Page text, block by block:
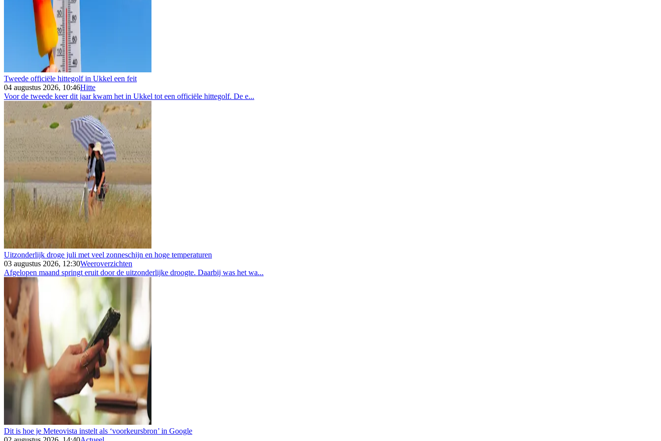
Tweede officiële hittegolf in Ukkel een feit
04 augustus 2026, 10:46Hitte
Voor de tweede keer dit jaar kwam het in Ukkel tot een officiële hittegolf. De e...
Uitzonderlijk droge juli met veel zonneschijn en hoge temperaturen
03 augustus 2026, 12:30Weeroverzichten
Afgelopen maand springt eruit door de uitzonderlijke droogte. Daarbij was het wa...
Dit is hoe je Meteovista instelt als ‘voorkeursbron’ in Google